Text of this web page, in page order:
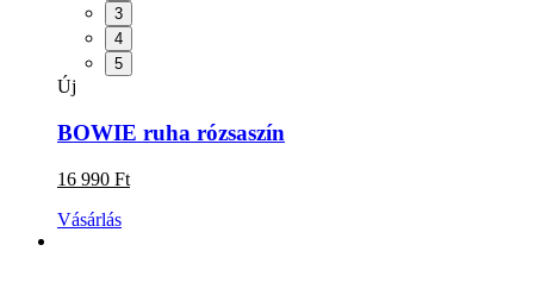
3
4
5
Új
BOWIE ruha rózsaszín
16 990 Ft
Vásárlás